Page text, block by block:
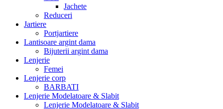
Jachete
Reduceri
Jartiere
Portjartiere
Lantisoare argint dama
Bijuterii argint dama
Lenjerie
Femei
Lenjerie corp
BARBATI
Lenjerie Modelatoare & Slabit
Lenjerie Modelatoare & Slabit